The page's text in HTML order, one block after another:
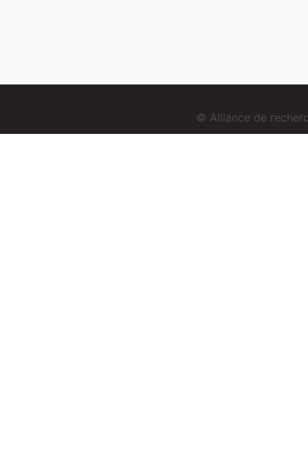
© Alliance de